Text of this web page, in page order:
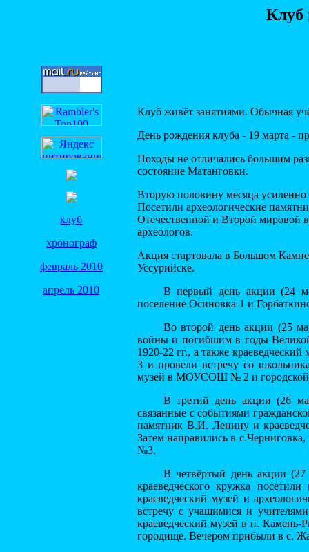
Клуб
клуб
хронограф
февраль 2010
апрель 2010
Клуб живёт занятиями. Обычная
День рождения клуба - 19 марта -
Походы не отличались большим
состояние Матанговки.
Вторую половину месяца
Посетили археологические
Отечественной и Второй мировой
археологов.
Акция стартовала в Большом
Уссурийске.
В первый день акции (24
поселение Осиновка-1 и
Во второй день акции (25
войны и погибшим в годы
1920-22 гг., а также
3 и провели встречу со
музей в МОУСОШ № 2 и городской
В третий день акции (26
связанные с событиями
памятник В.И. Ленину и
Затем направились в
№3.
В четвёртый день акции
краеведческого кружка
краеведческий музей и
встречу с учащимися и
краеведческий музей в п.
городище. Вечером прибыли в с.